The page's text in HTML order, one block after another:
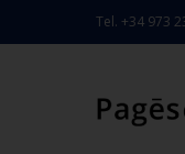
Tel. +34 973